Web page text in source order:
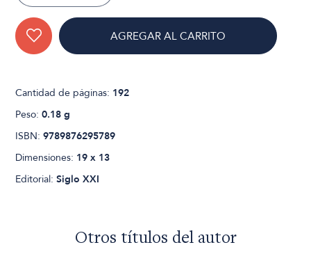
AGREGAR AL CARRITO
Cantidad de páginas: 192
Peso:0.18 g
ISBN:9789876295789
Dimensiones: 19 x 13
Editorial:Siglo XXI
Otros títulos del autor